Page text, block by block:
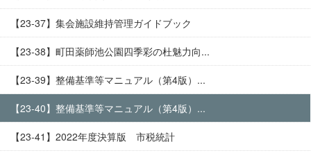
【23-37】集会施設維持管理ガイドブック
【23-38】町田薬師池公園四季彩の杜魅力向...
【23-39】整備基準等マニュアル（第4版）...
【23-40】整備基準等マニュアル（第4版）...
【23-41】2022年度決算版 市税統計